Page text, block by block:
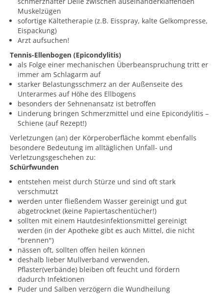
Muskelzügen
sofortige Kältetherapie (z.B. Eisspray, kalte Gelkompresse,
Eispackung)
Arzt aufsuchen!
Tennis-Ellenbogen (Epicondylitis)
als Folge einer mechanischen Überbeanspruchung tritt er
immer am Schlagarm auf
starker Belastungsschmerz an der Außenseite des
Unterarmes auf Höhe des Ellbogens
besonders der Sehnenansatz ist betroffen
Linderung bringen Schmerzmittel und eine Epicondylitis –
Schiene (auf Rezept!)
Verletzungen (an) der Körperoberfläche kommt ebenfalls
besondere Bedeutung im alltäglichen Unfall- und
Verletzungsgeschehen zu:
Schürfwunden
entstehen meist durch Stürze und sind oft stark
verschmutzt
werden unter fließendem Wasser gereinigt und gut
abgetrocknet (keine Papiertaschentücher!)
sollten mit einem Hautdesinfektionsmittel gereinigt
werden (in der Apotheke gibt es auch Mittel, die nicht
"brennen")
nässen oft, sollten offen heilen können
deshalb lieber Mullverband verwenden,
Pflaster(verbände) bleiben oft feucht und fördern
dadurch Infektionen
Puder und Salben verzögern die Wundheilung